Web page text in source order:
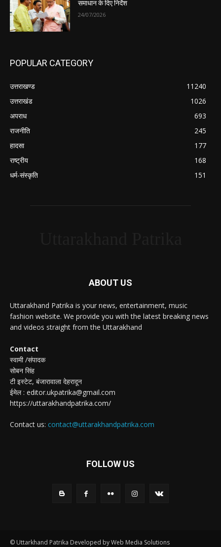
समाधान के दिए निर्देश
24/07/2026
POPULAR CATEGORY
उत्तराखण्ड
11240
उत्तराखंड
1026
अपराध
693
राजनीति
245
हादसा
177
राष्ट्रीय
168
धर्म-संस्कृति
151
ABOUT US
Uttarakhand Patrika is your news, entertainment, music
fashion website. We provide you with the latest breaking news
and videos straight from the Uttarakhand
Contact
स्वामी /संपादक
सोबन सिंह
टी इस्टेट, बंजारावाला देहरादून
ईमेल : editor.ukpatrika@gmail.com
https://uttarakhandpatrika.com/
Contact us: contact@uttarakhandpatrika.com
FOLLOW US
© Uttarkhand Patrika Developed by Web Media Solutions